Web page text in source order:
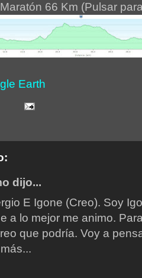
66 Km (Pulsar
Earth
dijo...
E Igone (Creo). Soy
a lo mejor me animo.
que podría. Voy a